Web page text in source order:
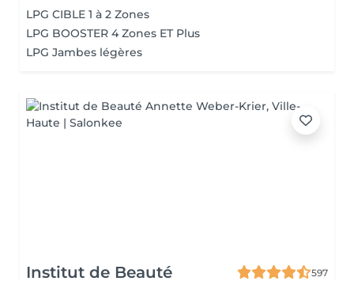
LPG CIBLE 1 à 2 Zones
LPG BOOSTER 4 Zones ET Plus
LPG Jambes légères
Institut de Beauté
597